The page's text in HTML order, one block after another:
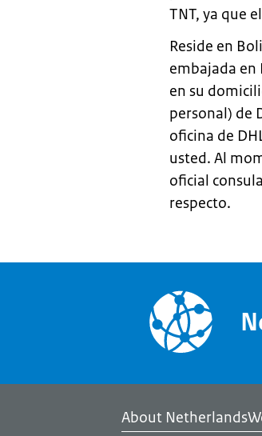
TNT, ya que
Reside en
embajada en
en su
personal) de
oficina de
usted. Al
oficial
respecto.
About